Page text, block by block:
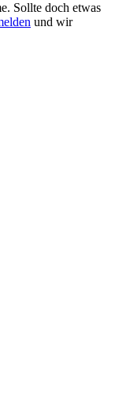
Sollte doch etwas
und wir